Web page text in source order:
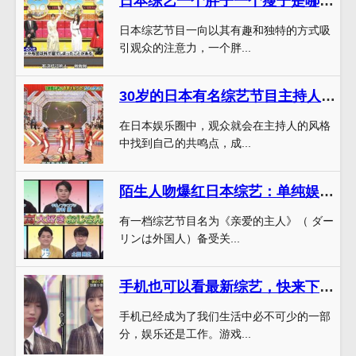
日本综艺节目一向以其有趣和独特的方式吸
引观众的注意力，一个胖...
30岁的日本有名综艺节目主持人是如何抓住年轻观众心的
在日本娱乐圈中，观众就会在主持人的风格
中找到自己的共鸣点，成...
陌生人吻爆红日本综艺：单纯娱乐还是道德的堕落？
有一档综艺节目名为《亲爱的主人》（ ダー
リンは外国人）备受关...
手机也可以看最新综艺，快来下载日本综艺的app，尽享多姿多彩的节目
手机已经成为了我们生活中必不可少的一部
分，娱乐还是工作。游戏...